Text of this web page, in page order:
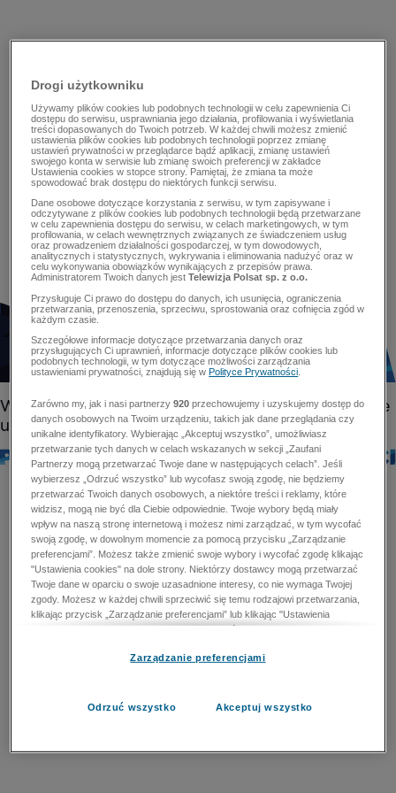
Drogi użytkowniku
Używamy plików cookies lub podobnych technologii w celu zapewnienia Ci
dostępu do serwisu, usprawniania jego działania, profilowania i wyświetlania
treści dopasowanych do Twoich potrzeb. W każdej chwili możesz zmienić
ustawienia plików cookies lub podobnych technologii poprzez zmianę
ustawień prywatności w przeglądarce bądź aplikacji, zmianę ustawień
swojego konta w serwisie lub zmianę swoich preferencji w zakładce
Ustawienia cookies w stopce strony. Pamiętaj, że zmiana ta może
spowodować brak dostępu do niektórych funkcji serwisu.
Dane osobowe dotyczące korzystania z serwisu, w tym zapisywane i
odczytywane z plików cookies lub podobnych technologii będą przetwarzane
w celu zapewnienia dostępu do serwisu, w celach marketingowych, w tym
profilowania, w celach wewnętrznych związanych ze świadczeniem usług
oraz prowadzeniem działalności gospodarczej, w tym dowodowych,
analitycznych i statystycznych, wykrywania i eliminowania nadużyć oraz w
celu wykonywania obowiązków wynikających z przepisów prawa.
Administratorem Twoich danych jestTelewizja Polsat sp. z o.o.
Przysługuje Ci prawo do dostępu do danych, ich usunięcia, ograniczenia
przetwarzania, przenoszenia, sprzeciwu, sprostowania oraz cofnięcia zgód w
każdym czasie.
Szczegółowe informacje dotyczące przetwarzania danych oraz
przysługujących Ci uprawnień, informacje dotyczące plików cookies lub
podobnych technologii, w tym dotyczące możliwości zarządzania
ustawieniami prywatności, znajdują się wPolityce Prywatności
Zarówno my, jak i nasi partnerzy920 przechowujemy i uzyskujemy dostęp do
danych osobowych na Twoim urządzeniu, takich jak dane przeglądania czy
unikalne identyfikatory. Wybierając „Akceptuj wszystko”, umożliwiasz
przetwarzanie tych danych w celach wskazanych w sekcji „Zaufani
Partnerzy mogą przetwarzać Twoje dane w następujących celach”. Jeśli
wybierzesz „Odrzuć wszystko” lub wycofasz swoją zgodę, nie będziemy
przetwarzać Twoich danych osobowych, a niektóre treści i reklamy, które
widzisz, mogą nie być dla Ciebie odpowiednie. Twoje wybory będą miały
wpływ na naszą stronę internetową i możesz nimi zarządzać, w tym wycofać
swoją zgodę, w dowolnym momencie za pomocą przycisku „Zarządzanie
preferencjami”. Możesz także zmienić swoje wybory i wycofać zgodę klikając
"Ustawienia cookies" na dole strony. Niektórzy dostawcy mogą przetwarzać
Twoje dane w oparciu o swoje uzasadnione interesy, co nie wymaga Twojej
zgody. Możesz w każdej chwili sprzeciwić się temu rodzajowi przetwarzania,
klikając przycisk „Zarządzanie preferencjami” lub klikając "Ustawienia
cookies" na dole strony. Nie możesz sprzeciwić się przetwarzaniu przez
zapobiegania oszustwom i naprawiania błędów, a w tym celu mogą zostać
przetwarzaniu danych osobowych w celu dostarczania i prezentacji reklam i
Zarządzanie preferencjami
Odrzuć wszystko Akceptuj wszystko